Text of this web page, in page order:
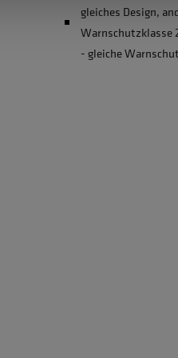
gleiches Design,
Warnschutzklasse
- gleiche